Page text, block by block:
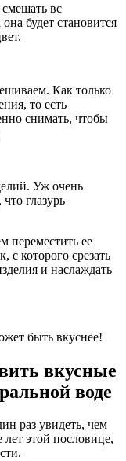
вс
будет становится
Как только
то есть
снимать, чтобы
Уж очень
глазурь
переместить ее
которого срезать
и наслаждать
быть вкуснее!
вкусные
воде
раз увидеть, чем
этой пословице,